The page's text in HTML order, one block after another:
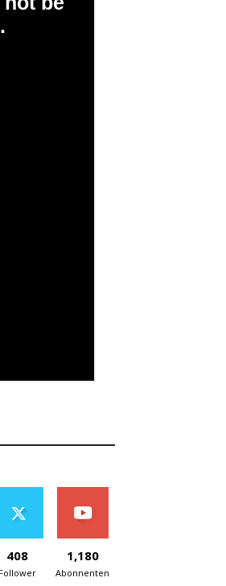
408
Follower
1,180
Abonnenten